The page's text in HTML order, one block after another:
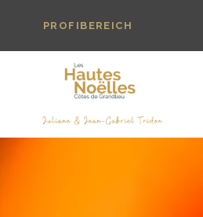
PROFIBEREICH